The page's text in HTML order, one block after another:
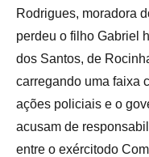
Rodrigues, moradora
perdeu o filho Gabriel
dos Santos, de
carregando uma faixa
ações policiais e o
acusam de
entre o exércitodo